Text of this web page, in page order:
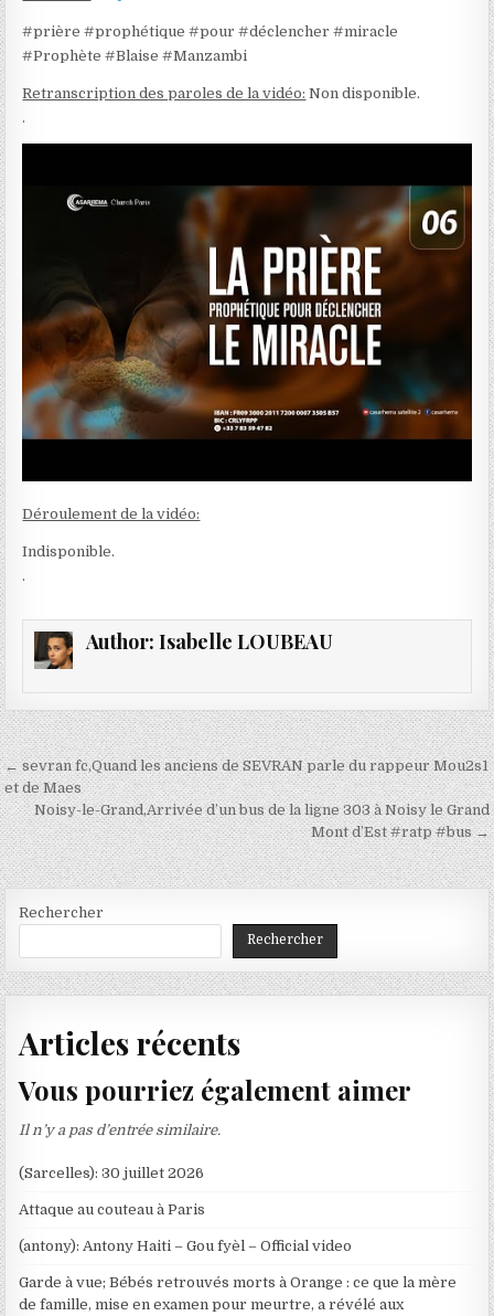
#prière #prophétique #pour #déclencher #miracle
#Prophète #Blaise #Manzambi
Retranscription des paroles de la vidéo: Non disponible.
.
Déroulement de la vidéo:
Indisponible.
.
Author: Isabelle LOUBEAU
Navigation
de
l’article
← sevran fc,Quand les anciens de SEVRAN parle du rappeur Mou2s1
et de Maes
Noisy-le-Grand,Arrivée d’un bus de la ligne 303 à Noisy le Grand
Mont d’Est #ratp #bus →
Rechercher
Rechercher
Articles récents
Vous pourriez également aimer
Il n’y a pas d’entrée similaire.
(Sarcelles): 30 juillet 2026
Attaque au couteau à Paris
(antony): Antony Haiti – Gou fyèl – Official video
Garde à vue; Bébés retrouvés morts à Orange : ce que la mère
de famille, mise en examen pour meurtre, a révélé aux